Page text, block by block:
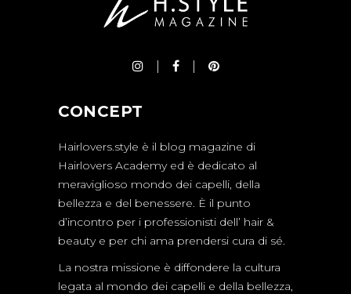
CONCEPT
Hairlovers.style è il blog magazine di
Hairlovers Academy ed è dedicato al
meraviglioso mondo dei capelli, della
bellezza e del benessere. È il punto
d’incontro per i professionisti dell’ hair &
beauty e per chi ama prendersi cura di sé.
La nostra missione è diffondere la cultura
legata al mondo dei capelli e della bellezza,